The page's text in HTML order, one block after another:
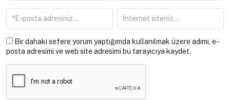
Bir dahaki sefere yorum yaptığımda kullanılmak üzere adımı, e-
posta adresimi ve web site adresimi bu tarayıcıya kaydet.